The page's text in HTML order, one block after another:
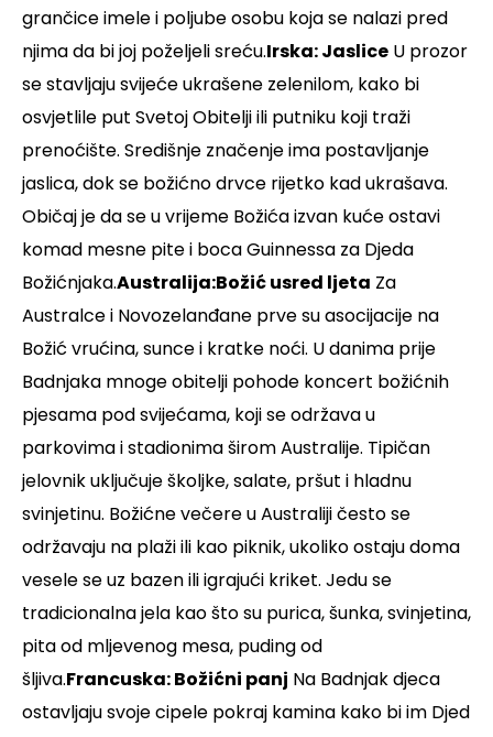
grančice imele i poljube osobu koja se nalazi pred
njima da bi joj poželjeli sreću.Irska: Jaslice U prozor
se stavljaju svijeće ukrašene zelenilom, kako bi
osvjetlile put Svetoj Obitelji ili putniku koji traži
prenoćište. Središnje značenje ima postavljanje
jaslica, dok se božićno drvce rijetko kad ukrašava.
Običaj je da se u vrijeme Božića izvan kuće ostavi
komad mesne pite i boca Guinnessa za Djeda
Božićnjaka.Australija:Božić usred ljeta Za
Australce i Novozelanđane prve su asocijacije na
Božić vrućina, sunce i kratke noći. U danima prije
Badnjaka mnoge obitelji pohode koncert božićnih
pjesama pod svijećama, koji se održava u
parkovima i stadionima širom Australije. Tipičan
jelovnik uključuje školjke, salate, pršut i hladnu
svinjetinu. Božićne večere u Australiji često se
održavaju na plaži ili kao piknik, ukoliko ostaju doma
vesele se uz bazen ili igrajući kriket. Jedu se
tradicionalna jela kao što su purica, šunka, svinjetina,
pita od mljevenog mesa, puding od
šljiva.Francuska: Božićni panj Na Badnjak djeca
ostavljaju svoje cipele pokraj kamina kako bi im Djed